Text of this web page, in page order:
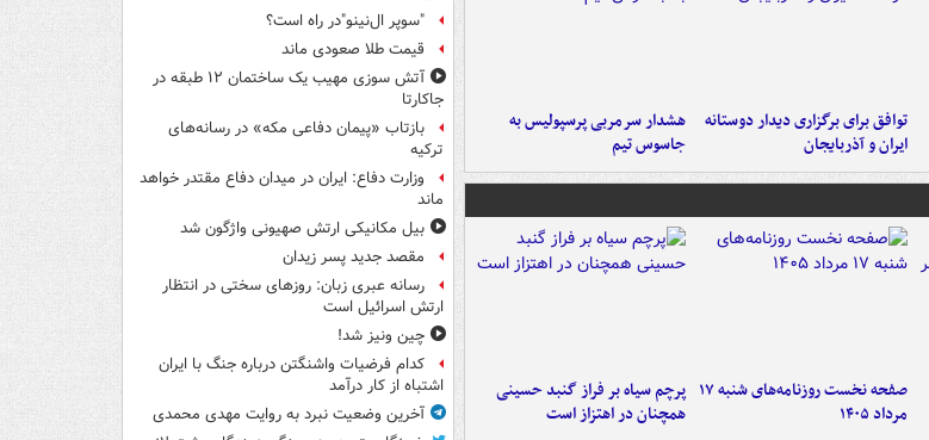
توافق برای برگزاری دیدار دوستانه
ایران و آذربایجان
هشدار سرمربی پرسپولیس به
جاسوس تیم
صفحه نخست روزنامه‌های شنبه ۱۷
مرداد ۱۴۰۵
پرچم سیاه بر فراز گنبد حسینی
همچنان در اهتزاز است
"سوپر ال‌نینو"در راه است؟
قیمت طلا صعودی ماند
آتش سوزی مهیب یک ساختمان ۱۲ طبقه در
جاکارتا
بازتاب «پیمان دفاعی مکه» در رسانه‌های
ترکیه
وزارت دفاع: ایران در میدان دفاع مقتدر خواهد
ماند
بیل مکانیکی ارتش صهیونی واژگون شد
مقصد جدید پسر زیدان
رسانه عبری زبان: روزهای سختی در انتظار
ارتش اسرائیل است
چین ونیز شد!
کدام فرضیات واشنگتن درباره جنگ با ایران
اشتباه از کار درآمد
آخرین وضعیت نبرد به روایت مهدی محمدی